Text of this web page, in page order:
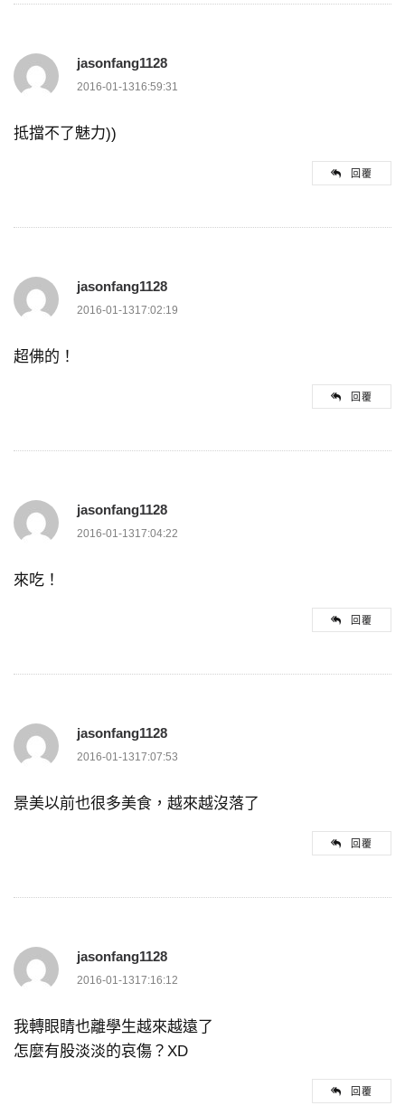
jasonfang1128
2016-01-1316:59:31
抵擋不了魅力))
回覆
jasonfang1128
2016-01-1317:02:19
超佛的！
回覆
jasonfang1128
2016-01-1317:04:22
來吃！
回覆
jasonfang1128
2016-01-1317:07:53
景美以前也很多美食，越來越沒落了
回覆
jasonfang1128
2016-01-1317:16:12
我轉眼睛也離學生越來越遠了
怎麼有股淡淡的哀傷？XD
回覆